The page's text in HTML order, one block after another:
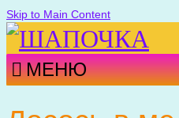
Skip to Main Content
МЕНЮ